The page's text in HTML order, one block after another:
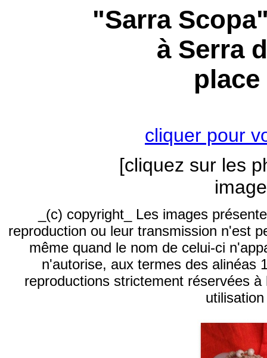
"Sarra
à Serra
cliquer pour
[cliquez sur les
_(c) copyright_ Les images
reproduction ou leur transmission n'est
même quand le nom de celui-ci
n'autorise, aux termes des alinéas
reproductions strictement réservées